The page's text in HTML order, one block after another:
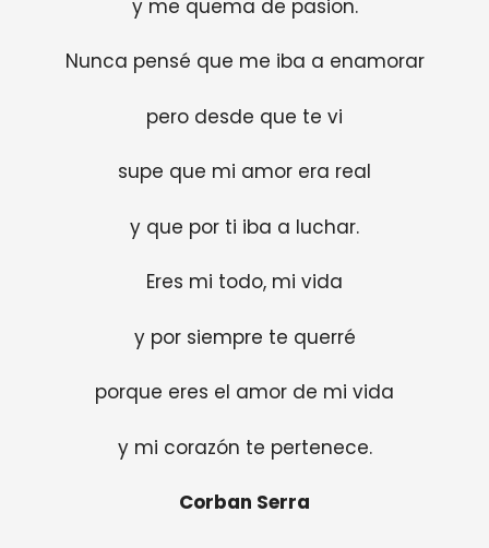
y me quema de pasion.
Nunca pensé que me iba a enamorar
pero desde que te vi
supe que mi amor era real
y que por ti iba a luchar.
Eres mi todo, mi vida
y por siempre te querré
porque eres el amor de mi vida
y mi corazón te pertenece.
Corban Serra